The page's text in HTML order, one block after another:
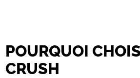
POURQUOI
CRUSH